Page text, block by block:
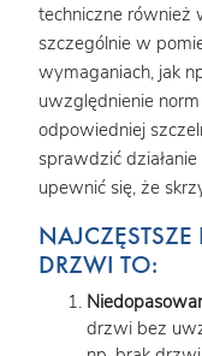
techniczne również
szczególnie w
wymaganiach, jak
uwzględnienie
odpowiedniej
sprawdzić
upewnić się, że
NAJCZĘSTSZE
DRZWI TO:
drzwi bez